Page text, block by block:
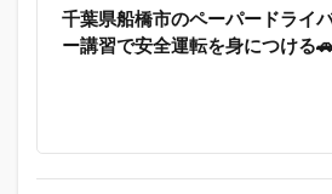
千葉県船橋市のペーパードライ
ー講習で安全運転を身につける